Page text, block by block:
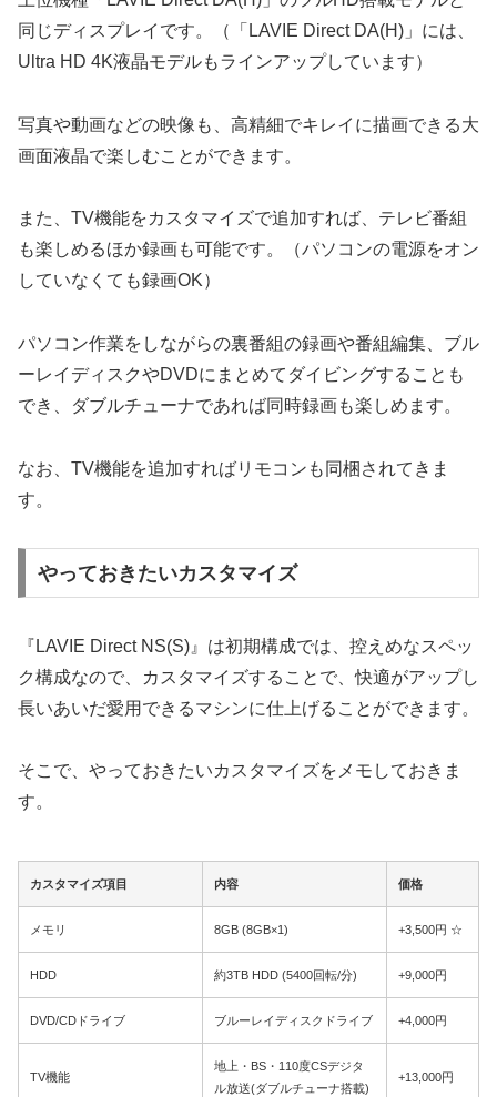
同じディスプレイです。（「LAVIE Direct DA(H)」には、
Ultra HD 4K液晶モデルもラインアップしています）
写真や動画などの映像も、高精細でキレイに描画できる大
画面液晶で楽しむことができます。
また、TV機能をカスタマイズで追加すれば、テレビ番組
も楽しめるほか録画も可能です。（パソコンの電源をオン
していなくても録画OK）
パソコン作業をしながらの裏番組の録画や番組編集、ブル
ーレイディスクやDVDにまとめてダイビングすることも
でき、ダブルチューナであれば同時録画も楽しめます。
なお、TV機能を追加すればリモコンも同梱されてきま
す。
やっておきたいカスタマイズ
『LAVIE Direct NS(S)』は初期構成では、控えめなスペッ
ク構成なので、カスタマイズすることで、快適がアップし
長いあいだ愛用できるマシンに仕上げることができます。
そこで、やっておきたいカスタマイズをメモしておきま
す。
カスタマイズ項目 内容 価格
メモリ 8GB (8GB×1) +3,500円 ☆
HDD 約3TB HDD (5400回転/分) +9,000円
DVD/CDドライブ ブルーレイディスクドライブ +4,000円
TV機能
地上・BS・110度CSデジタ
ル放送(ダブルチューナ搭載)
+13,000円